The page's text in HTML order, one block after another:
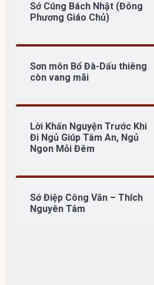
Sớ Cúng Bách Nhật (Đông
Phương Giáo Chủ)
Sơn môn Bổ Đà-Dấu thiêng
còn vang mãi
Lời Khấn Nguyện Trước Khi
Đi Ngủ Giúp Tâm An, Ngủ
Ngon Mỗi Đêm
Sớ Điệp Công Văn – Thích
Nguyên Tâm